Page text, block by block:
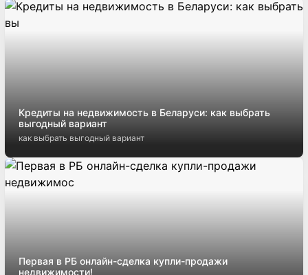
Кредиты на недвижимость в Беларуси: как выбрать
выгодный вариант
как выбрать выгодный вариант
Первая в РБ онлайн-сделка купли-продажи
недвижимости!